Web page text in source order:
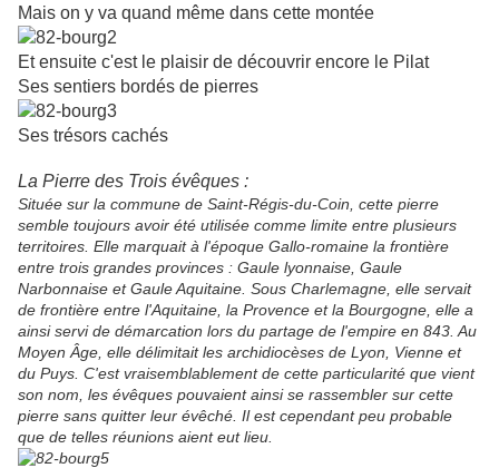
Mais on y va quand même dans cette montée
Et ensuite c'est le plaisir de découvrir encore le Pilat
Ses sentiers bordés de pierres
Ses trésors cachés
La Pierre des Trois évêques :
Située sur la commune de Saint-Régis-du-Coin, cette pierre
semble toujours avoir été utilisée comme limite entre plusieurs
territoires. Elle marquait à l'époque Gallo-romaine la frontière
entre trois grandes provinces : Gaule lyonnaise, Gaule
Narbonnaise et Gaule Aquitaine. Sous Charlemagne, elle servait
de frontière entre l'Aquitaine, la Provence et la Bourgogne, elle a
ainsi servi de démarcation lors du partage de l'empire en 843. Au
Moyen Âge, elle délimitait les archidiocèses de Lyon, Vienne et
du Puys. C'est vraisemblablement de cette particularité que vient
son nom, les évêques pouvaient ainsi se rassembler sur cette
pierre sans quitter leur évêché. Il est cependant peu probable
que de telles réunions aient eut lieu.